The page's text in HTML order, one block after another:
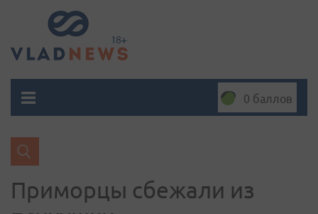
0 баллов
Приморцы сбежали из